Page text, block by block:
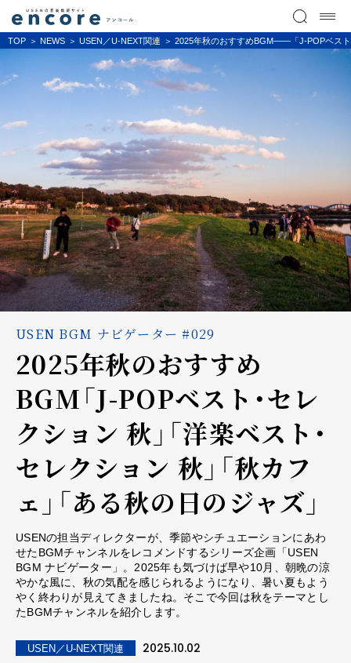
TOP NEWS USEN／U-NEXT関連 2025年秋のおすすめBGM――「J-POPベス
USEN BGM ナビゲーター #029
2025年秋のおすすめ
BGM――「J-POPベスト・セレ
クション 秋」「洋楽ベスト・
セレクション 秋」「秋カフ
ェ」「ある秋の日のジャズ」
USENの担当ディレクターが、季節やシチュエーションにあわ
せたBGMチャンネルをレコメンドするシリーズ企画「USEN
BGM ナビゲーター」。2025年も気づけば早や10月、朝晩の涼
やかな風に、秋の気配を感じられるようになり、暑い夏もよう
やく終わりが見えてきましたね。そこで今回は秋をテーマとし
たBGMチャンネルを紹介します。
USEN／U-NEXT関連 2025.10.02